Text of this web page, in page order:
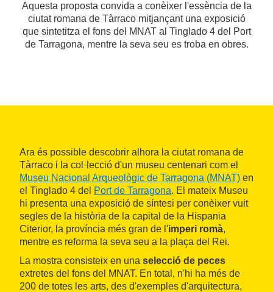
Aquesta proposta convida a conèixer l'essència de la
ciutat romana de Tàrraco mitjançant una exposició
que sintetitza el fons del MNAT al Tinglado 4 del Port
de Tarragona, mentre la seva seu es troba en obres.
Ara és possible descobrir alhora la ciutat romana de
Tàrraco i la col·lecció d'un museu centenari com el
Museu Nacional Arqueològic de Tarragona (MNAT) en
el Tinglado 4 del Port de Tarragona. El mateix Museu
hi presenta una exposició de síntesi per conèixer vuit
segles de la història de la capital de la Hispania
Citerior, la província més gran de l'imperi romà,
mentre es reforma la seva seu a la plaça del Rei.
La mostra consisteix en una selecció de peces
extretes del fons del MNAT. En total, n'hi ha més de
200 de totes les arts, des d'exemples d'arquitectura,